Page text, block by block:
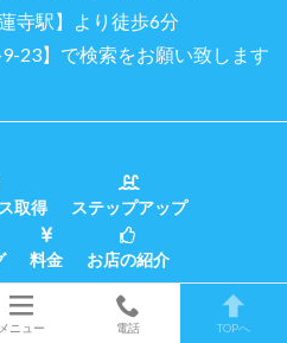
寺駅】より徒歩6分
23】で検索をお願い致します
取得 ステップアップ
料金 お店の紹介
Triton】 YOKOHAMA
メニュー 電話 TOPへ